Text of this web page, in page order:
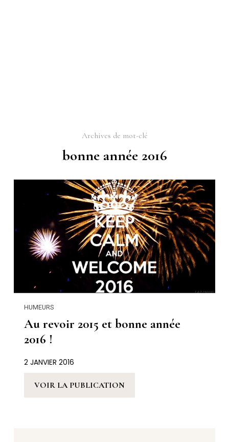
Archives de mot-clé
bonne année 2016
HUMEURS
Au revoir 2015 et bonne année
2016 !
2 JANVIER 2016
VOIR LA PUBLICATION